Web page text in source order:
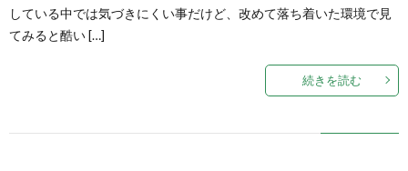
している中では気づきにくい事だけど、改めて落ち着いた環境で見
てみると酷い […]
続きを読む